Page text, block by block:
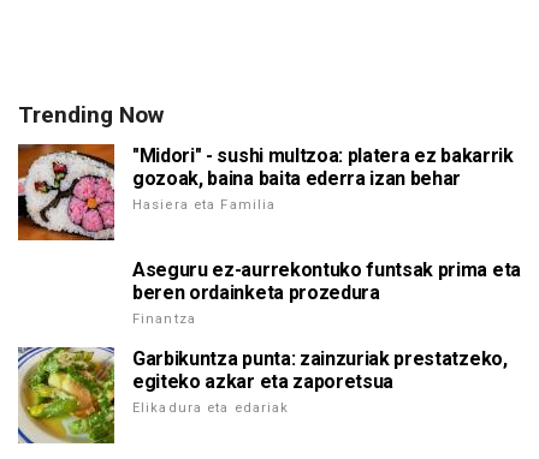
Trending Now
"Midori" - sushi multzoa: platera ez bakarrik
gozoak, baina baita ederra izan behar
Hasiera eta Familia
Aseguru ez-aurrekontuko funtsak prima eta
beren ordainketa prozedura
Finantza
Garbikuntza punta: zainzuriak prestatzeko,
egiteko azkar eta zaporetsua
Elikadura eta edariak